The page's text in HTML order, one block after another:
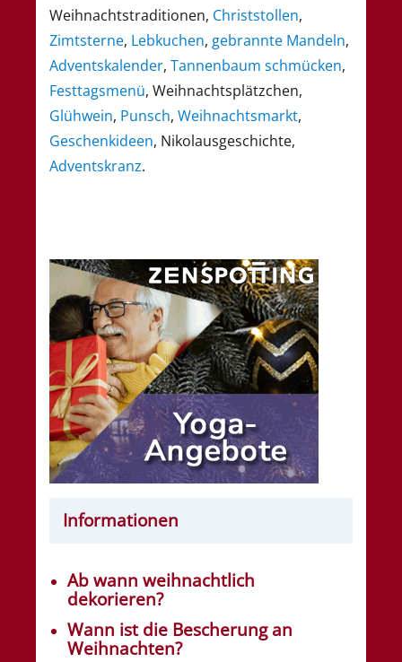
Weihnachtstraditionen, Christstollen,
Zimtsterne, Lebkuchen, gebrannte Mandeln,
Adventskalender, Tannenbaum schmücken,
Festtagsmenü, Weihnachtsplätzchen,
Glühwein, Punsch, Weihnachtsmarkt,
Geschenkideen, Nikolausgeschichte,
Adventskranz.
Informationen
Ab wann weihnachtlich
dekorieren?
Wann ist die Bescherung an
Weihnachten?